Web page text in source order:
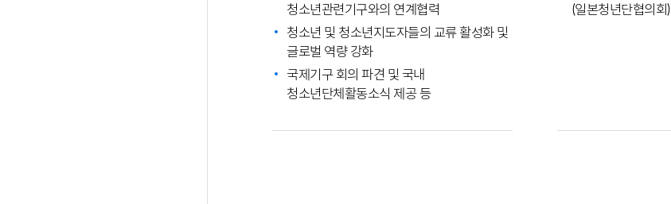
청소년관련기구와의 연계협력
청소년 및 청소년지도자들의 교류 활성화 및
글로벌 역량 강화
국제기구 회의 파견 및 국내
청소년단체활동소식 제공 등
(일본청년단협의회)